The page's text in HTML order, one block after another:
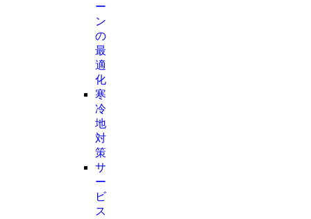
ー
ン
の
最
適
化
寒
冷
地
対
策
サ
ー
ビ
ス